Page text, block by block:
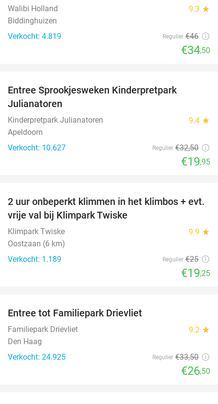
Walibi Holland 9.3 star
Biddinghuizen
Verkocht: 4.819
Regulier €46
€34,50
Entree Sprookjesweken Kinderpretpark
Julianatoren
Kinderpretpark Julianatoren 9.4 star
Apeldoorn
Verkocht: 10.627
Regulier €32,50
€19,95
23%
2 uur onbeperkt klimmen in het klimbos + evt.
vrije val bij Klimpark Twiske
Klimpark Twiske 9.9 star
Oostzaan (6 km)
Verkocht: 1.189
Regulier €25
€19,25
Entree tot Familiepark Drievliet
Familiepark Drievliet 9.2 star
Den Haag
Verkocht: 24.925
Regulier €33,50
€26,50